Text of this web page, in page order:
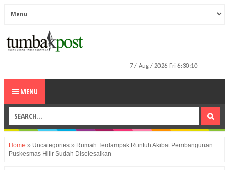
MENU
Home » Uncategories » Rumah Terdampak Runtuh Akibat Pembangunan
Puskesmas Hilir Sudah Diselesaikan